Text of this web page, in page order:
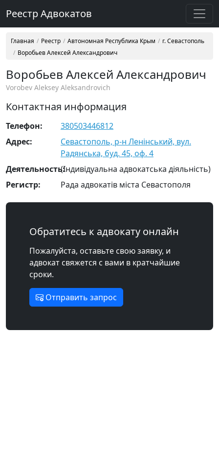
Реестр Адвокатов
Главная Реестр Автономная Республика Крым
г. Севастополь
Воробьев Алексей Александрович
Воробьев Алексей Александрович
Vorobev Aleksey Aleksandrovich
Контактная информация
Телефон:
380503446812
Адрес:
Севастополь, р-н Ленінський, вул.
Радянська, буд. 45, оф. 4
Деятельность:(Індивідуальна адвокатська діяльність)
Регистр:
Рада адвокатів міста Севастополя
Обратитесь к адвокату онлайн
Пожалуйста, оставьте свою заявку, и
адвокат свяжется с вами в кратчайшие
сроки.
Отправить запрос